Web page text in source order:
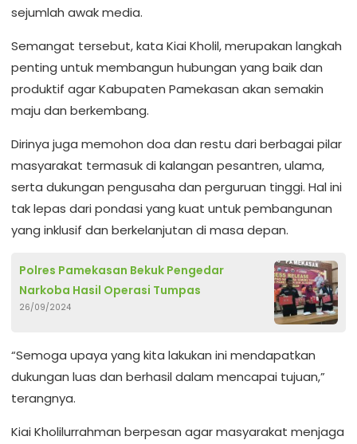
sejumlah awak media.
Semangat tersebut, kata Kiai Kholil, merupakan langkah
penting untuk membangun hubungan yang baik dan
produktif agar Kabupaten Pamekasan akan semakin
maju dan berkembang.
Dirinya juga memohon doa dan restu dari berbagai pilar
masyarakat termasuk di kalangan pesantren, ulama,
serta dukungan pengusaha dan perguruan tinggi. Hal ini
tak lepas dari pondasi yang kuat untuk pembangunan
yang inklusif dan berkelanjutan di masa depan.
Polres Pamekasan Bekuk Pengedar
Narkoba Hasil Operasi Tumpas
26/09/2024
“Semoga upaya yang kita lakukan ini mendapatkan
dukungan luas dan berhasil dalam mencapai tujuan,”
terangnya.
Kiai Kholilurrahman berpesan agar masyarakat menjaga